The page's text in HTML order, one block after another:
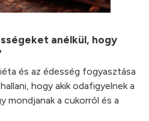
anélkül, hogy
és az édesség fogyasztása
hogy akik odafigyelnek a
mondjanak a cukorról és a